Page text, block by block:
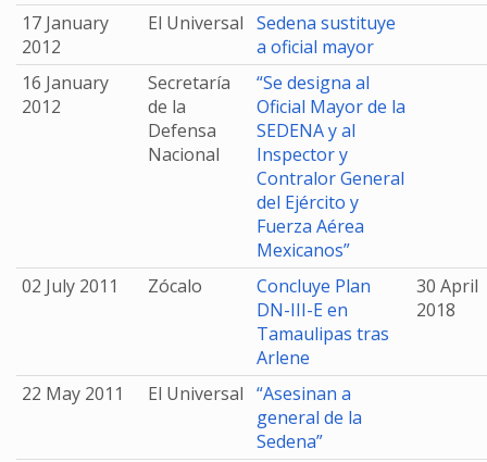
17 January
2012
El Universal Sedena sustituye
a oficial mayor
16 January
2012
Secretaría
de la
Defensa
Nacional
“Se designa al
Oficial Mayor de la
SEDENA y al
Inspector y
Contralor General
del Ejército y
Fuerza Aérea
Mexicanos”
02 July 2011
Zócalo
Concluye Plan
DN-III-E en
Tamaulipas tras
Arlene
30 April
2018
22 May 2011 El Universal “Asesinan a
general de la
Sedena”